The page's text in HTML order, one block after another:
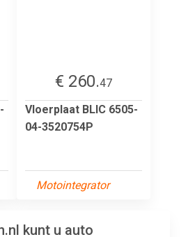
€ 260.47
Vloerplaat BLIC 6505-
04-3520754P
Motointegrator
kunt u auto